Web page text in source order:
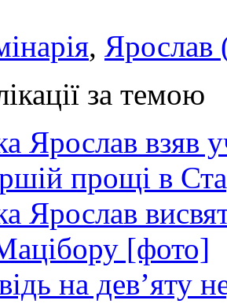
, Ярослав
за темою
Ярослав взяв
прощі в
Ярослав
[фото]
на дев’яту